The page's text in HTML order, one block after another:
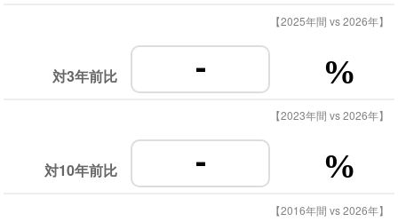
【2025年間 vs 2026年】
対3年前比 - %
【2023年間 vs 2026年】
対10年前比 - %
【2016年間 vs 2026年】